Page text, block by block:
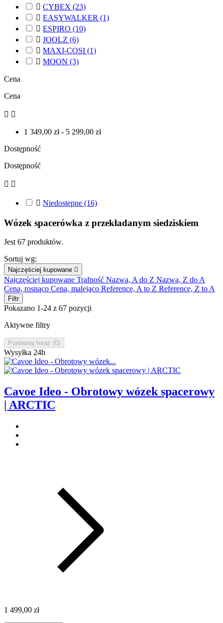
 CYBEX (23)
 EASYWALKER (1)
 ESPIRO (10)
 JOOLZ (6)
 MAXI-COSI (1)
 MOON (3)
Cena
Cena
 
1 349,00 zł - 5 299,00 zł
Dostępność
Dostępność
 
 Niedostępne (16)
Wózek spacerówka z przekładanym siedziskiem
Jest 67 produktów.
Sortuj wg:
Najczęściej kupowane 
Najczęściej kupowane Trafność Nazwa, A do Z Nazwa, Z do A
Cena, rosnąco Cena, malejąco Reference, A to Z Reference, Z to A
Filtr
Pokazano 1-24 z 67 pozycji
Aktywne filtry
Porównaj teraz (0)‎
Wysyłka 24h
Cavoe Ideo - Obrotowy wózek spacerowy
| ARCTIC
1 499,00 zł